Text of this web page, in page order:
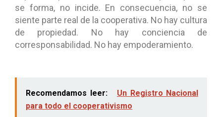
se forma, no incide. En consecuencia, no se
siente parte real de la cooperativa. No hay cultura
de propiedad. No hay conciencia de
corresponsabilidad. No hay empoderamiento.
Recomendamos leer:
Un Registro Nacional
para todo el cooperativismo